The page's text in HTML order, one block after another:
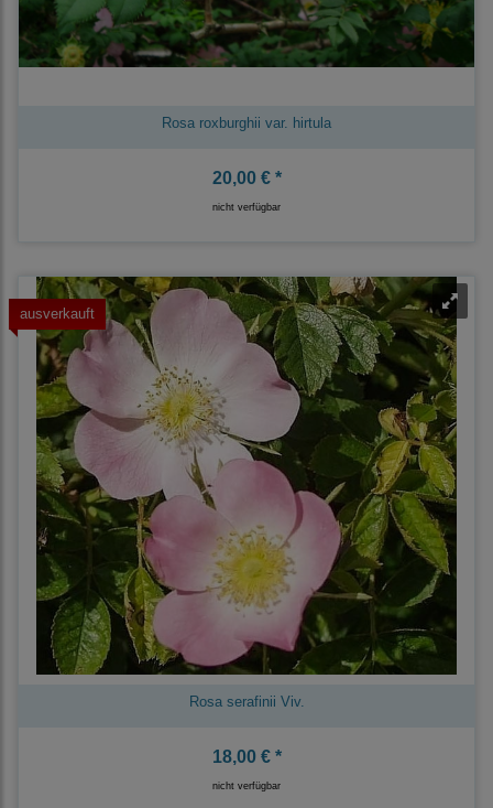
Rosa roxburghii var. hirtula
20,00 € *
nicht verfügbar
ausverkauft
Rosa serafinii Viv.
18,00 € *
nicht verfügbar